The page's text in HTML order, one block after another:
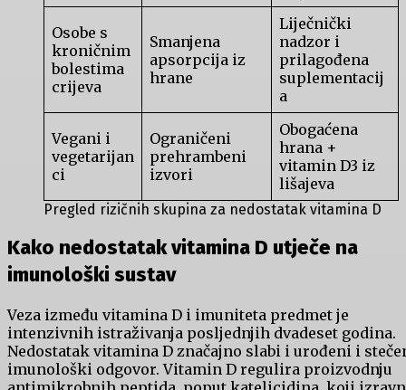
Osobe s
kroničnim
bolestima
crijeva
Smanjena
apsorpcija iz
hrane
Liječnički
nadzor i
prilagođena
suplementacij
a
Vegani i
vegetarijan
ci
Ograničeni
prehrambeni
izvori
Obogaćena
hrana +
vitamin D3 iz
lišajeva
Pregled rizičnih skupina za nedostatak vitamina D
Kako nedostatak vitamina D utječe na
imunološki sustav
Veza između vitamina D i imuniteta predmet je
intenzivnih istraživanja posljednjih dvadeset godina.
Nedostatak vitamina D značajno slabi i urođeni i
imunološki odgovor. Vitamin D regulira proizvodnju